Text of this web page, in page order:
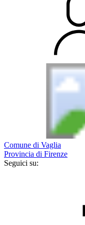
Comune di Vaglia
Provincia di Firenze
Seguici su: